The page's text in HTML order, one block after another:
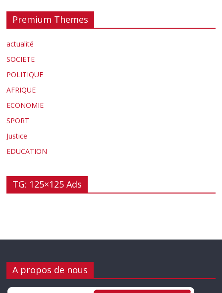
Premium Themes
actualité
SOCIETE
POLITIQUE
AFRIQUE
ECONOMIE
SPORT
Justice
EDUCATION
TG: 125×125 Ads
A propos de nous